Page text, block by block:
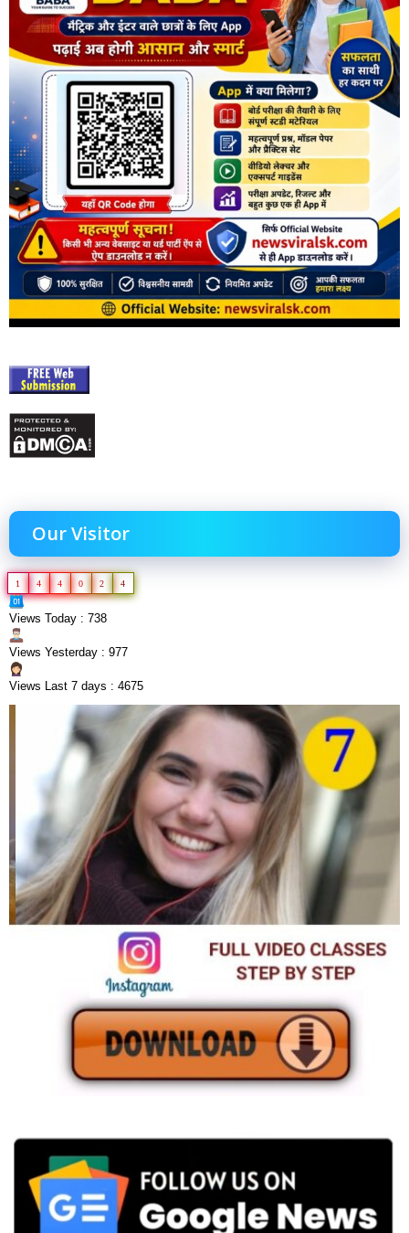
Our Visitor
1 4 4 0 2 4
Views Today : 738
Views Yesterday : 977
Views Last 7 days : 4675